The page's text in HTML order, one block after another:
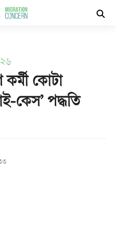
কর্মী কোটা
কেস’ পদ্ধতি